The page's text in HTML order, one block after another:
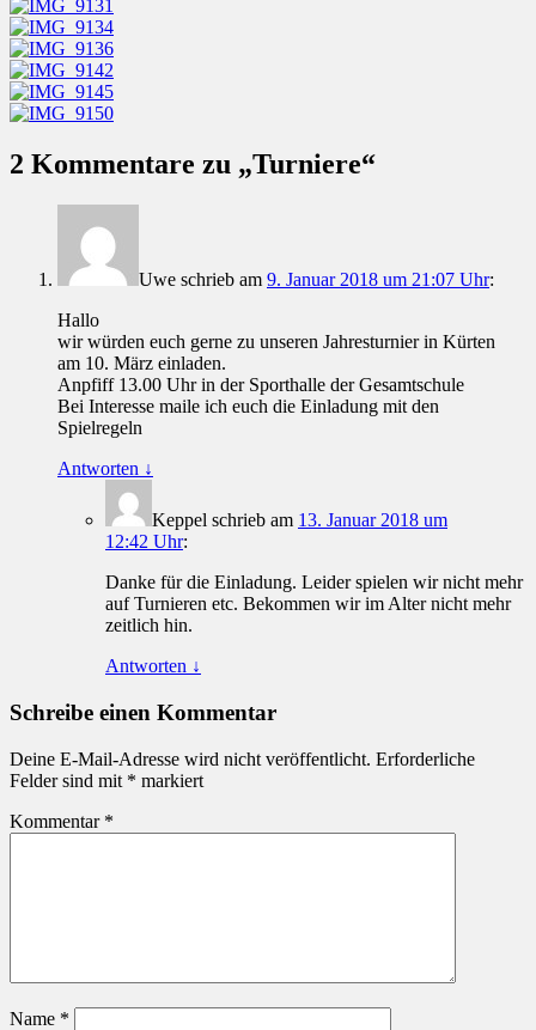
2 Kommentare zu „Turniere“
Uwe schrieb am 9. Januar 2018 um 21:07 Uhr:
Hallo
wir würden euch gerne zu unseren Jahresturnier in Kürten
am 10. März einladen.
Anpfiff 13.00 Uhr in der Sporthalle der Gesamtschule
Bei Interesse maile ich euch die Einladung mit den
Spielregeln
Antworten ↓
Keppel schrieb am 13. Januar 2018 um
12:42 Uhr:
Danke für die Einladung. Leider spielen wir nicht mehr
auf Turnieren etc. Bekommen wir im Alter nicht mehr
zeitlich hin.
Antworten ↓
Schreibe einen Kommentar
Deine E-Mail-Adresse wird nicht veröffentlicht. Erforderliche
Felder sind mit * markiert
Kommentar *
Name *